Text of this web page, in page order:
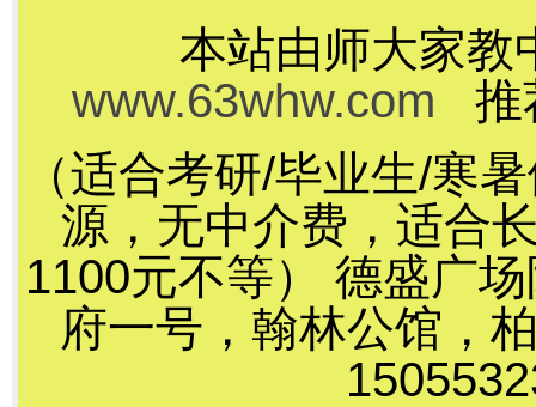
本站由师大家教
www.63whw.com 推
（适合考研/毕业生/寒
源，无中介费，适合
1100元不等） 德盛广
府一号，翰林公馆，